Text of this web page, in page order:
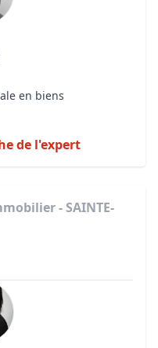
en biens
de l'expert
- SAINTE-